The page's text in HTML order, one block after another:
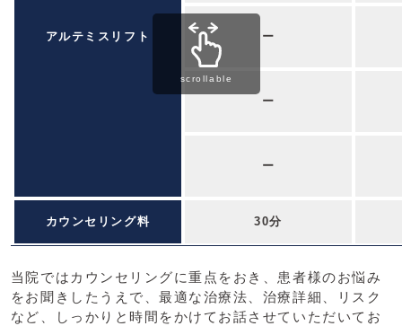
アルテミスリフト ー
ー
ー
カウンセリング料 30分
scrollable
当院ではカウンセリングに重点をおき、患者様のお悩み
をお聞きしたうえで、最適な治療法、治療詳細、リスク
など、しっかりと時間をかけてお話させていただいてお